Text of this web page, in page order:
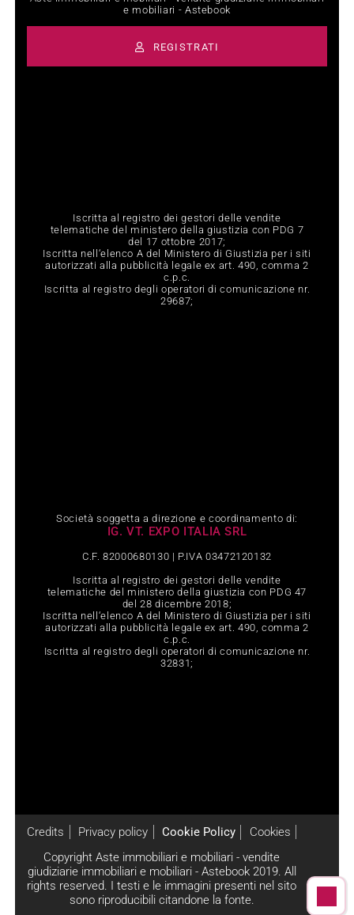
e mobiliari - Astebook
REGISTRATI
Iscritta al registro dei gestori delle vendite
telematiche del ministero della giustizia con PDG 7
del 17 ottobre 2017;
Iscritta nell‘elenco A del Ministero di Giustizia per i siti
autorizzati alla pubblicità legale ex art. 490, comma 2
c.p.c.
Iscritta al registro degli operatori di comunicazione nr.
29687;
Società soggetta a direzione e coordinamento di:
IG. VT. EXPO ITALIA SRL
C.F. 82000680130 | P.IVA 03472120132
Iscritta al registro dei gestori delle vendite
telematiche del ministero della giustizia con PDG 47
del 28 dicembre 2018;
Iscritta nell‘elenco A del Ministero di Giustizia per i siti
autorizzati alla pubblicità legale ex art. 490, comma 2
c.p.c.
Iscritta al registro degli operatori di comunicazione nr.
32831;
Credits Privacy policy Cookie Policy
Cookies
Copyright Aste immobiliari e mobiliari - vendite
giudiziarie immobiliari e mobiliari - Astebook 2019. All
rights reserved. I testi e le immagini presenti nel sito
sono riproducibili citandone la fonte.